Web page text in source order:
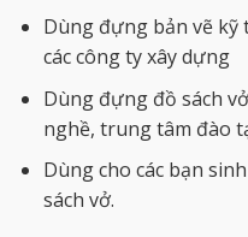
Dùng đựng bản vẽ
các công ty xây dựng
Dùng đựng đồ sách
nghề, trung tâm đào
Dùng cho các bạn
sách vở.